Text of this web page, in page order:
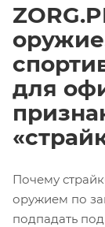
для
Почему
оружием по
подпадать